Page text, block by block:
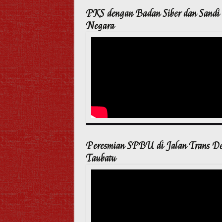
PKS dengan Badan Siber dan Sandi
Negara
Peresmian SPBU di Jalan Trans
Taubatu